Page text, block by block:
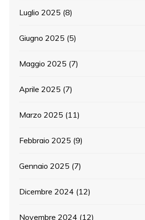
Luglio 2025 (8)
Giugno 2025 (5)
Maggio 2025 (7)
Aprile 2025 (7)
Marzo 2025 (11)
Febbraio 2025 (9)
Gennaio 2025 (7)
Dicembre 2024 (12)
Novembre 2024 (12)